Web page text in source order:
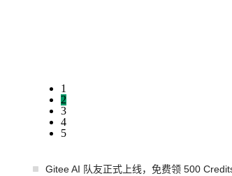
1
2
3
4
5
Gitee AI 队友正式上线，免费领 500